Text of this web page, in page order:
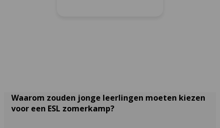
Waarom zouden jonge leerlingen moeten kiezen
voor een ESL zomerkamp?